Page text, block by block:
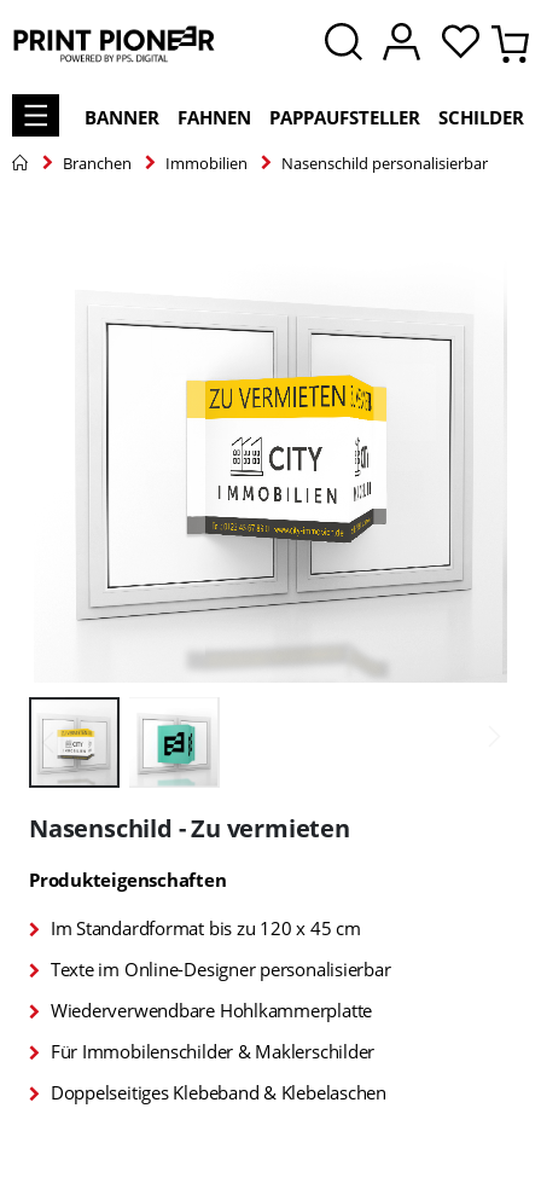
BANNER FAHNEN PAPPAUFSTELLER SCHILDER
Branchen Immobilien Nasenschild personalisierbar
Anfang
der
springen
Nasenschild - Zu vermieten
Produkteigenschaften
Im Standardformat bis zu 120 x 45 cm
Texte im Online-Designer personalisierbar
Wiederverwendbare Hohlkammerplatte
Für Immobilenschilder & Maklerschilder
Doppelseitiges Klebeband & Klebelaschen